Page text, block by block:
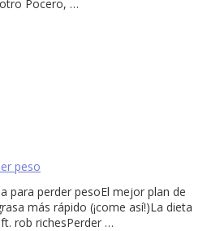
Pocero, …
peso
para perder pesoEl mejor plan de
más rápido (¡come así!)La dieta
rob richesPerder …